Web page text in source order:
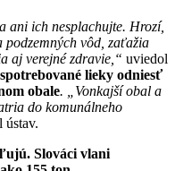
ani ich nesplachujte. Hrozí,
podzemných vôd, zaťažia
aj verejné zdravie,“ uviedol
lieky odniesť
obale. „Vonkajší obal a
do komunálneho
ústav.
Slováci vlani